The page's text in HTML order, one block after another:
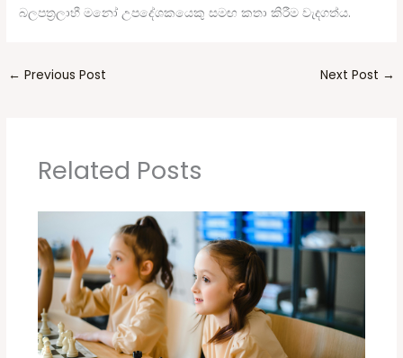
බලපත්‍රලාභී මනෝ උපදේශකයෙකු සමඟ කතා කිරීම වැදගත්ය.
← Previous Post Next Post →
Related Posts